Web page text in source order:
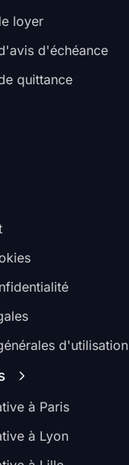
loyer
d'échéance
quittance
d'utilisation
à Paris
à Lyon